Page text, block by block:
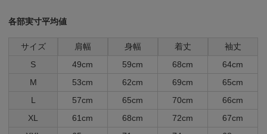
各部実寸平均値
サイズ 肩幅 身幅 着丈
袖丈
S
49cm 59cm 68cm
64cm
M
53cm 62cm 69cm
65cm
L
57cm 65cm 70cm
66cm
XL
61cm 68cm 72cm
67cm